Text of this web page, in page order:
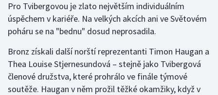
Rychlobruslení
Rychlostní kanoistika
Short track
Sportovní střelba
Pro Tvibergovou je zlato největším individuálním
úspěchem v kariéře. Na velkých akcích ani ve Světovém
poháru se na "bednu" dosud neprosadila.
Bronz získali další norští reprezentanti Timon Haugan a
Thea Louise Stjernesundová – stejně jako Tvibergová
členové družstva, které prohrálo ve finále týmové
soutěže. Haugan v něm prožil těžké okamžiky, když v